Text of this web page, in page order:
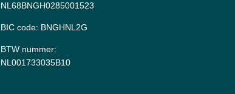
NL68BNGH0285001523
BIC code: BNGHNL2G
BTW nummer:
NL001733035B10